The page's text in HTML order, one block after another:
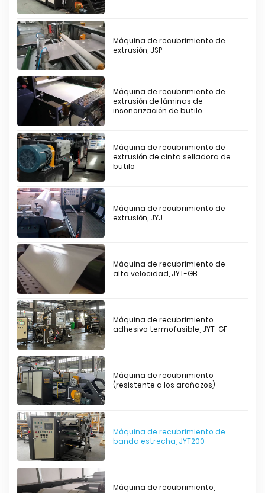
Máquina de recubrimiento de
extrusión, JSP
Máquina de recubrimiento de
extrusión de láminas de
insonorización de butilo
Máquina de recubrimiento de
extrusión de cinta selladora de
butilo
Máquina de recubrimiento de
extrusión, JYJ
Máquina de recubrimiento de
alta velocidad, JYT-GB
Máquina de recubrimiento
adhesivo termofusible, JYT-GF
Máquina de recubrimiento
(resistente a los arañazos)
Máquina de recubrimiento de
banda estrecha, JYT200
Máquina de recubrimiento,